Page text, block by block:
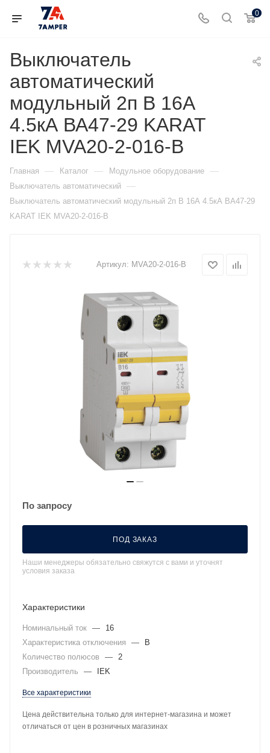
0
Выключатель
автоматический
модульный 2п B 16А
4.5кА ВА47-29 KARAT
IEK MVA20-2-016-B
Главная — Каталог — Модульное оборудование —
Выключатель автоматический —
Выключатель автоматический модульный 2п B 16А 4.5кА ВА47-29
KARAT IEK MVA20-2-016-B
Артикул: MVA20-2-016-B
По запросу
ПОД ЗАКАЗ
Наши менеджеры обязательно свяжутся с вами и уточнят
условия заказа
Характеристики
Номинальный ток —
16
Характеристика отключения
—
B
Количество полюсов
— 2
Производитель
— IEK
Все характеристики
Цена действительна только для интернет-магазина и может
отличаться от цен в розничных магазинах